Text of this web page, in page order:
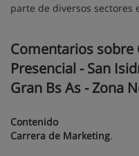
parte de diversos sectores
Comentarios sobre
Presencial - San
Gran Bs As - Zona
Contenido
Carrera de Marketing.